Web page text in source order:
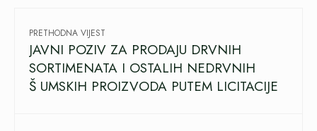
PRETHODNA VIJEST
JAVNI POZIV ZA PRODAJU DRVNIH
SORTIMENATA I OSTALIH NEDRVNIH
Š UMSKIH PROIZVODA PUTEM LICITACIJE